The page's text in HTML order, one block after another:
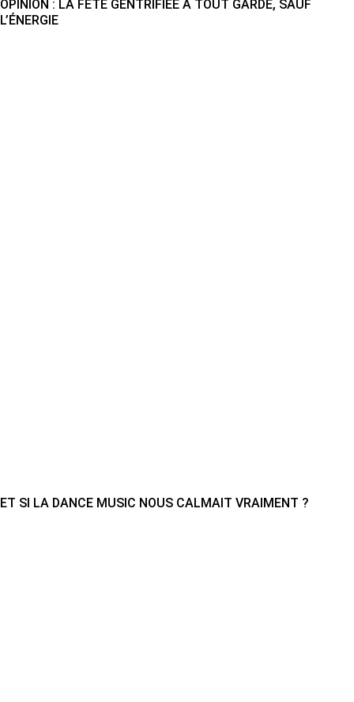
OPINION : LA FÊTE GENTRIFIÉE A TOUT GARDÉ, SAUF
L’ÉNERGIE
ET SI LA DANCE MUSIC NOUS CALMAIT VRAIMENT ?